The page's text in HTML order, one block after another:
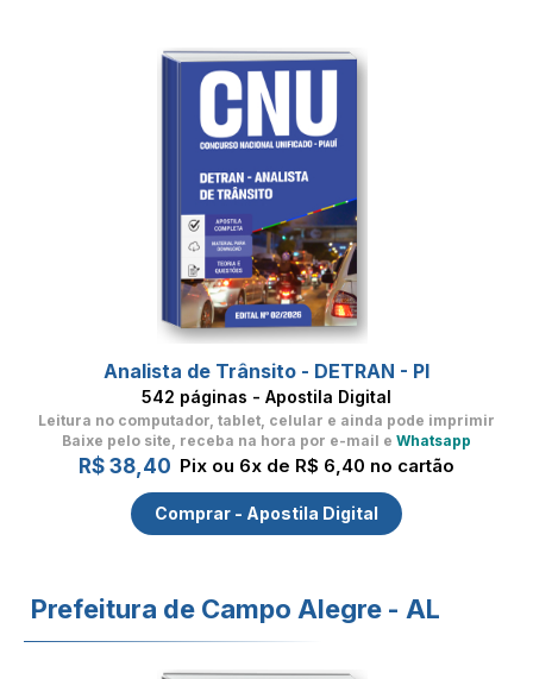
Analista de Trânsito - DETRAN - PI
542 páginas - Apostila Digital
Leitura no computador, tablet, celular e ainda pode imprimir
Baixe pelo site, receba na hora por e-mail e Whatsapp
R$ 38,40 Pix ou 6x de R$ 6,40 no cartão
Comprar - Apostila Digital
Prefeitura de Campo Alegre - AL